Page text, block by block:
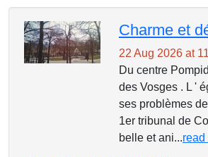
22 Aug 2026 at
Du centre
des Vosges . L '
ses problèmes
1er tribunal de
belle et ani...read